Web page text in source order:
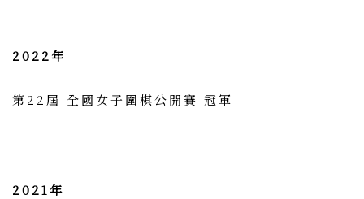
2022年
第22屆 全國女子圍棋公開賽 冠軍
2021年